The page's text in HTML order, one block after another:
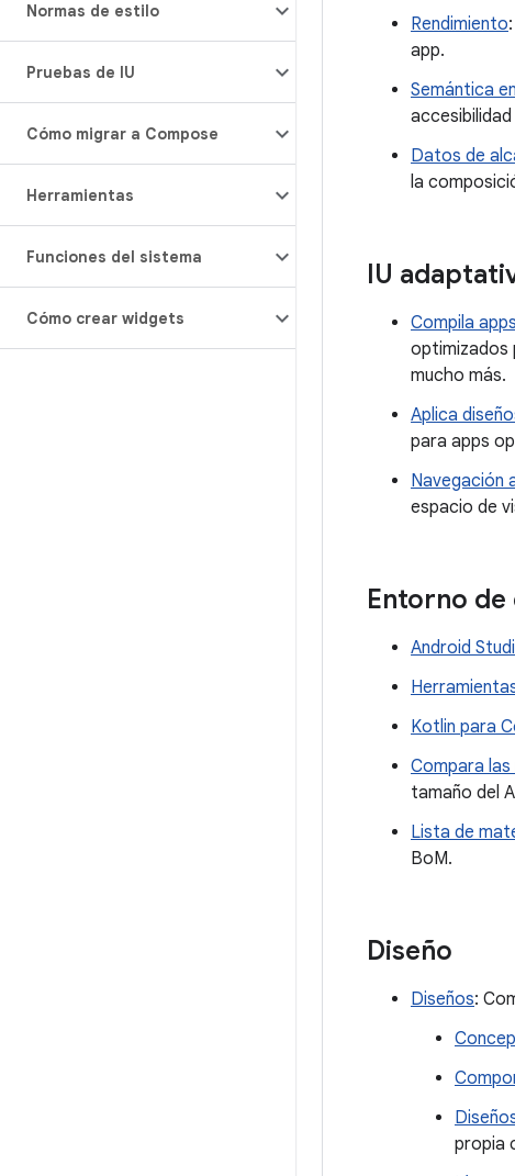
Normas de estilo
Pruebas de IU
Cómo migrar a Compose
Herramientas
Funciones del sistema
Cómo crear widgets
Rendimiento
app.
Semántica
Datos de
la
IU
Compila
optimizados
mucho más.
Aplica
para apps
Navegación
espacio de
Entorno
Android
Kotlin para
Compara
tamaño del
Lista de
BoM.
Diseño
Diseños:
propia